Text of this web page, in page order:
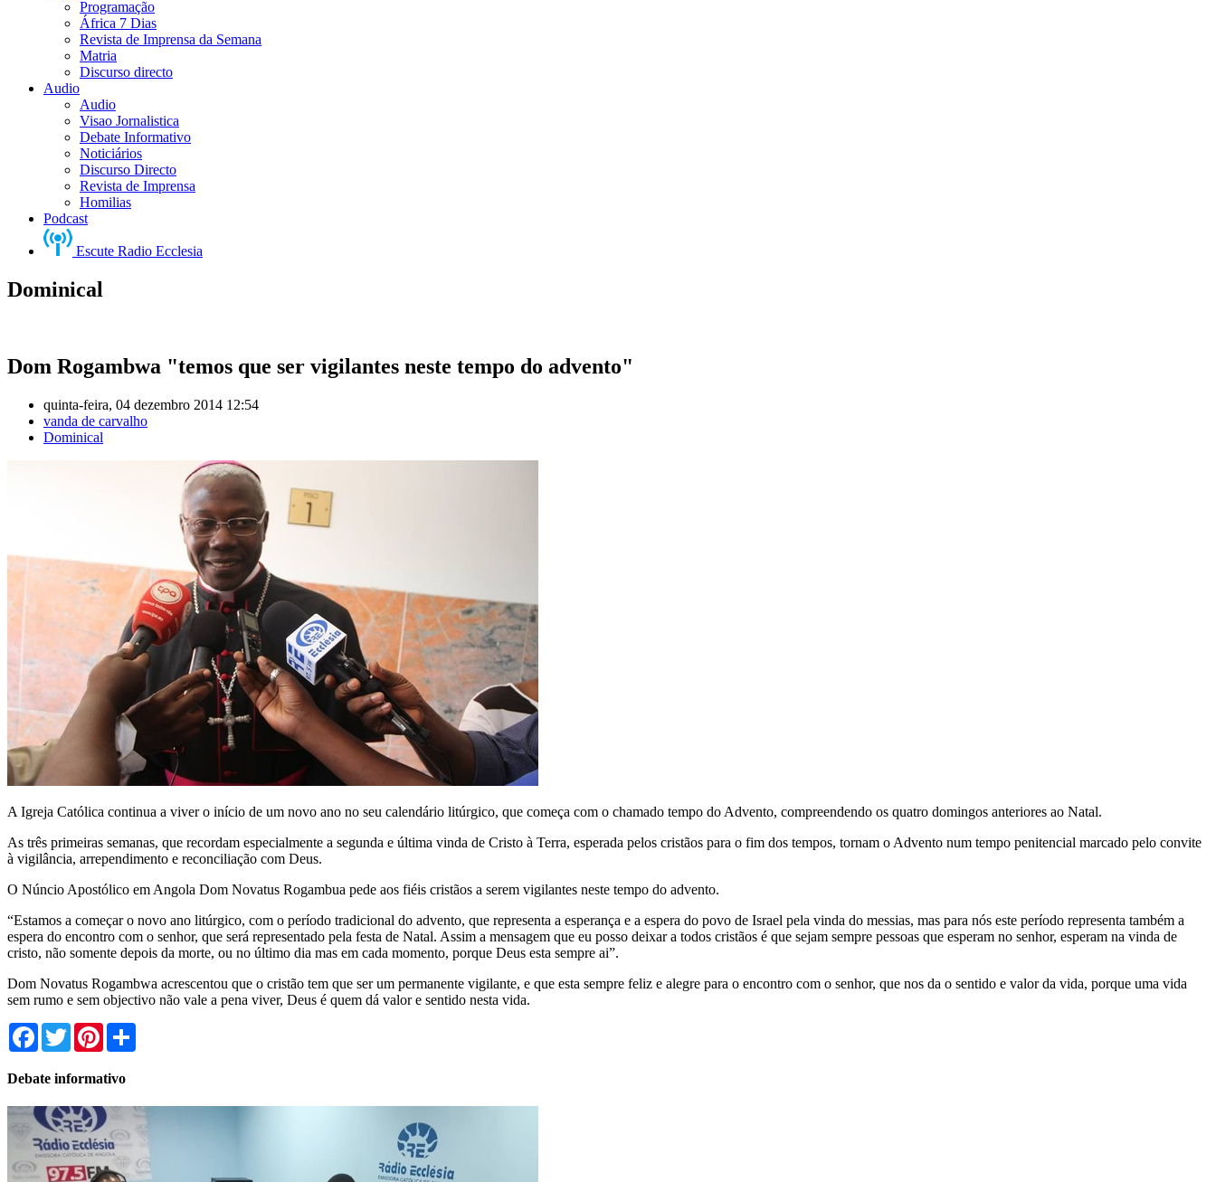
Programação
África 7 Dias
Revista de Imprensa da Semana
Matria
Discurso directo
Audio
Audio
Visao Jornalistica
Debate Informativo
Noticiários
Discurso Directo
Revista de Imprensa
Homilias
Podcast
Escute Radio Ecclesia
Dominical
Dom Rogambwa "temos que ser vigilantes neste tempo do advento"
quinta-feira, 04 dezembro 2014 12:54
vanda de carvalho
Dominical
A Igreja Católica continua a viver o início de um novo ano no seu calendário litúrgico, que começa com o chamado tempo do Advento, compreendendo os quatro domingos anteriores ao Natal.
As três primeiras semanas, que recordam especialmente a segunda e última vinda de Cristo à Terra, esperada pelos cristãos para o fim dos tempos, tornam o Advento num tempo penitencial marcado pelo convite
à vigilância, arrependimento e reconciliação com Deus.
O Núncio Apostólico em Angola Dom Novatus Rogambua pede aos fiéis cristãos a serem vigilantes neste tempo do advento.
“Estamos a começar o novo ano litúrgico, com o período tradicional do advento, que representa a esperança e a espera do povo de Israel pela vinda do messias, mas para nós este período representa também a
espera do encontro com o senhor, que será representado pela festa de Natal. Assim a mensagem que eu posso deixar a todos cristãos é que sejam sempre pessoas que esperam no senhor, esperam na vinda de
cristo, não somente depois da morte, ou no último dia mas em cada momento, porque Deus esta sempre ai”.
Dom Novatus Rogambwa acrescentou que o cristão tem que ser um permanente vigilante, e que esta sempre feliz e alegre para o encontro com o senhor, que nos da o sentido e valor da vida, porque uma vida
sem rumo e sem objectivo não vale a pena viver, Deus é quem dá valor e sentido nesta vida.
Facebook
TwitterPinterest
Debate informativo